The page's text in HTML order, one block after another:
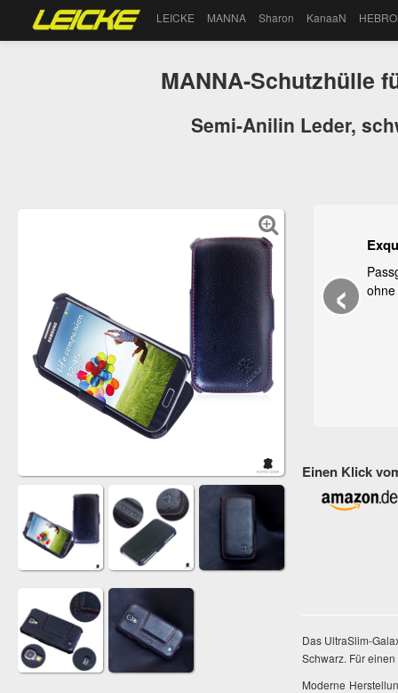
LEICKE MANNA Sharon KanaaN
MANNA-Schutzhülle
Semi-Anilin Leder,
‹
Einen Klick
Das UltraSlim-
Schwarz. Für
Moderne